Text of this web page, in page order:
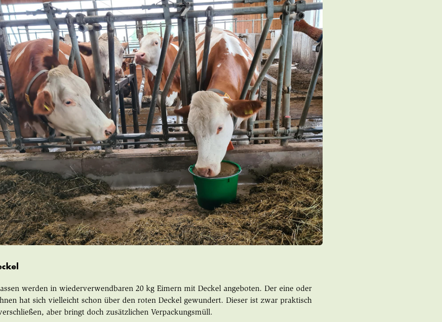
werden in wiederverwendbaren 20 kg Eimern mit Deckel angeboten. Der eine oder
hat sich vielleicht schon über den roten Deckel gewundert. Dieser ist zwar praktisch
aber bringt doch zusätzlichen Verpackungsmüll.